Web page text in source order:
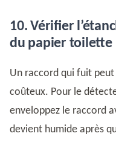
10. Vérifier
du papier toilette
Un raccord qui fuit peut
coûteux. Pour le
enveloppez le raccord
devient humide après